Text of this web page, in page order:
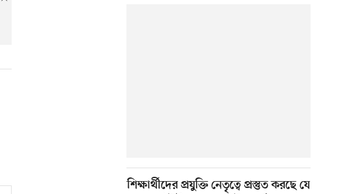
শিক্ষার্থীদের প্রযুক্তি নেতৃত্বে প্রস্তুত করছে যে